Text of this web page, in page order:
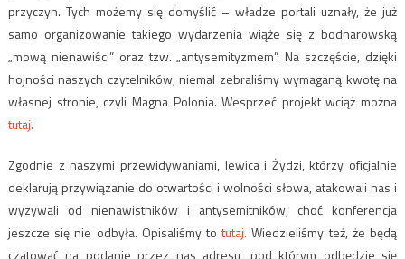
przyczyn. Tych możemy się domyślić – władze portali uznały, że już
samo organizowanie takiego wydarzenia wiąże się z bodnarowską
„mową nienawiści” oraz tzw. „antysemityzmem”. Na szczęście, dzięki
hojności naszych czytelników, niemal zebraliśmy wymaganą kwotę na
własnej stronie, czyli Magna Polonia. Wesprzeć projekt wciąż można
tutaj.
Zgodnie z naszymi przewidywaniami, lewica i Żydzi, którzy oficjalnie
deklarują przywiązanie do otwartości i wolności słowa, atakowali nas i
wyzywali od nienawistników i antysemitników, choć konferencja
jeszcze się nie odbyła. Opisaliśmy totutaj. Wiedzieliśmy też, że będą
czatować na podanie przez nas adresu, pod którym odbędzie się